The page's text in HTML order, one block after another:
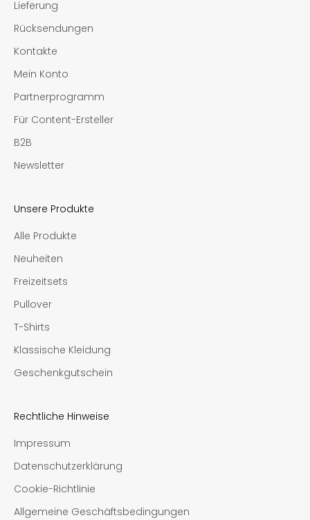
Lieferung
Rücksendungen
Kontakte
Mein Konto
Partnerprogramm
Für Content-Ersteller
B2B
Newsletter
Unsere Produkte
Alle Produkte
Neuheiten
Freizeitsets
Pullover
T-Shirts
Klassische Kleidung
Geschenkgutschein
Rechtliche Hinweise
Impressum
Datenschutzerklärung
Cookie-Richtlinie
Allgemeine Geschäftsbedingungen